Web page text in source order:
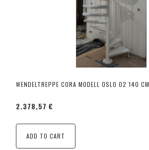
WENDELTREPPE CORA MODELL OSLO 02 140 CM
2.378,57 €
ADD TO CART